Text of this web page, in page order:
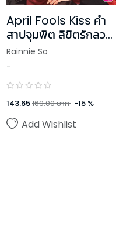
April Fools Kiss คำ
สาปจุมพิต ลิขิตรักลวง
ร้าย
Rainnie So
-
143.65169.00บาท -15 %
Add Wishlist